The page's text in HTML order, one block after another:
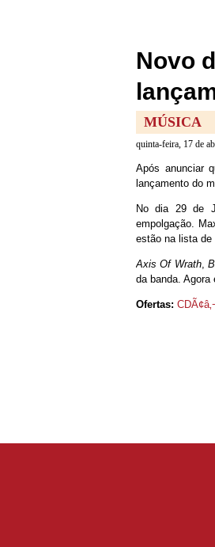
Novo
MÚSICA
quinta-feira, 17 de
Após anunciar
lançamento do
No dia 29 de
empolgação.
estão na lista de
Axis Of Wrath,
da banda. Agora
Ofertas: